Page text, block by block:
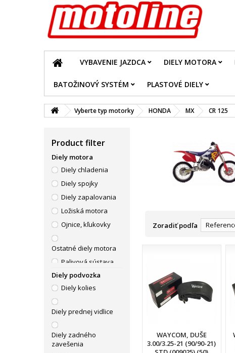
VYBAVENIE JAZDCA DIELY MOTORA
BATOŽINOVÝ SYSTÉM PLASTOVÉ DIELY
Vyberte typ motorky HONDA MX CR 125
Product filter
Diely motora
Diely chladenia
Diely spojky
Diely zapalovania
Ložiská motora
Ojnice, kľukovky
Ostatné diely motora
Palivová sústava
Piestné sady, válce
Tesnenia motora
Diely podvozka
Diely kolies
Diely prednej vidlice
Diely zadného
zavešenia
Zoradiť podľa
WAYCOM, DUŠE
3.00/3.25-21 (90/90-21)